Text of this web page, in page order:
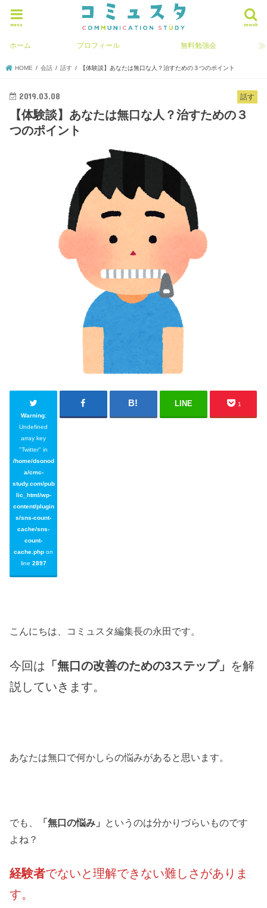
search
menu
ホーム プロフィール 無料勉強会
HOME 会話 話す 【体験談】あなたは無口な人？治すための３つのポイント
話す
2019.03.08
【体験談】あなたは無口な人？治すための３
つのポイント
Warning:
Undefined
array key
"Twitter" in
/home/dsonod
a/cmc-
study.com/pub
lic_html/wp-
content/plugin
s/sns-count-
cache/sns-
count-
cache.php on
line 2897
LINE 1
こんにちは、コミュスタ編集長の永田です。
今回は 「無口の改善のための3ステップ」 を解
説していきます。
あなたは無口で何かしらの悩みがあると思います。
でも、 「無口の悩み」 というのは分かりづらいものです
よね？
経験者でないと理解できない難しさがありま
す。